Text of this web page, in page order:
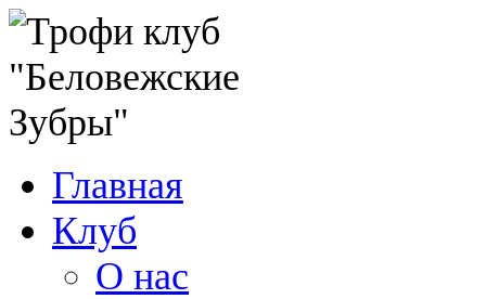
Главная
Клуб
О нас